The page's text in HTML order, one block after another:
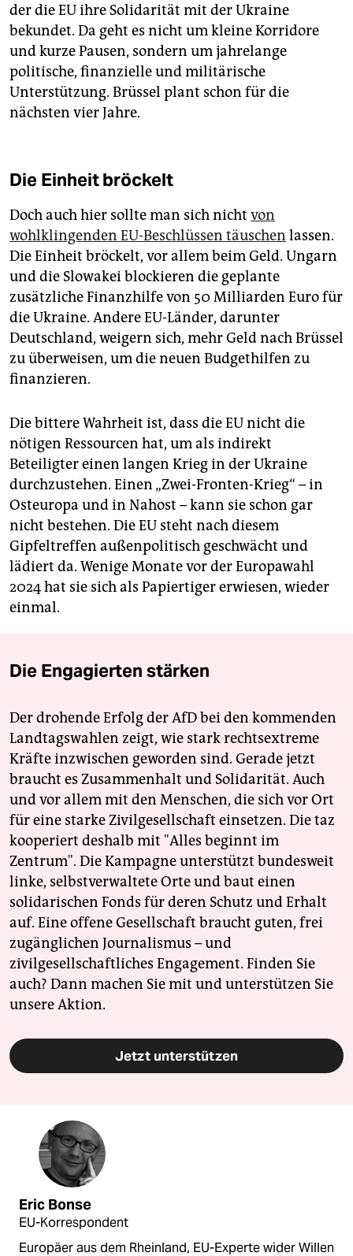
der die EU ihre Solidarität mit der Ukraine
bekundet. Da geht es nicht um kleine Korridore
und kurze Pausen, sondern um jahrelange
politische, finanzielle und militärische
Unterstützung. Brüssel plant schon für die
nächsten vier Jahre.
Die Einheit bröckelt
Doch auch hier sollte man sich nicht von
wohlklingenden EU-Beschlüssen täuschen lassen.
Die Einheit bröckelt, vor allem beim Geld. Ungarn
und die Slowakei blockieren die geplante
zusätzliche Finanzhilfe von 50 Milliarden Euro für
die Ukraine. Andere EU-Länder, darunter
Deutschland, weigern sich, mehr Geld nach Brüssel
zu überweisen, um die neuen Budgethilfen zu
finanzieren.
Die bittere Wahrheit ist, dass die EU nicht die
nötigen Ressourcen hat, um als indirekt
Beteiligter einen langen Krieg in der Ukraine
durchzustehen. Einen „Zwei-Fronten-Krieg“ – in
Osteuropa und in Nahost – kann sie schon gar
nicht bestehen. Die EU steht nach diesem
Gipfeltreffen außenpolitisch geschwächt und
lädiert da. Wenige Monate vor der Europawahl
2024 hat sie sich als Papiertiger erwiesen, wieder
einmal.
Die Engagierten stärken
Der drohende Erfolg der AfD bei den kommenden
Landtagswahlen zeigt, wie stark rechtsextreme
Kräfte inzwischen geworden sind. Gerade jetzt
braucht es Zusammenhalt und Solidarität. Auch
und vor allem mit den Menschen, die sich vor Ort
für eine starke Zivilgesellschaft einsetzen. Die taz
kooperiert deshalb mit "Alles beginnt im
Zentrum". Die Kampagne unterstützt bundesweit
linke, selbstverwaltete Orte und baut einen
solidarischen Fonds für deren Schutz und Erhalt
auf. Eine offene Gesellschaft braucht guten, frei
zugänglichen Journalismus – und
zivilgesellschaftliches Engagement. Finden Sie
auch? Dann machen Sie mit und unterstützen Sie
unsere Aktion.
Jetzt unterstützen
Eric Bonse
EU-Korrespondent
Europäer aus dem Rheinland, EU-Experte wider Willen